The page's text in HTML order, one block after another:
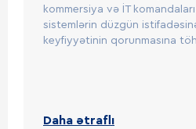
kommersiya və İT
sistemlərin düzgün
keyfiyyətinin qorunmasına
Daha ətraflı